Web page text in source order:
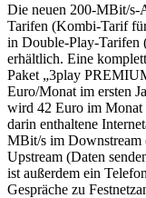
Die neuen 200-MBit/s-
Tarifen (Kombi-Tarif
in Double-Play-Tarifen
erhältlich. Eine
Paket „3play
Euro/Monat im ersten
wird 42 Euro im Monat
darin enthaltene
MBit/s im Downstream
Upstream (Daten
ist außerdem ein
Gespräche zu